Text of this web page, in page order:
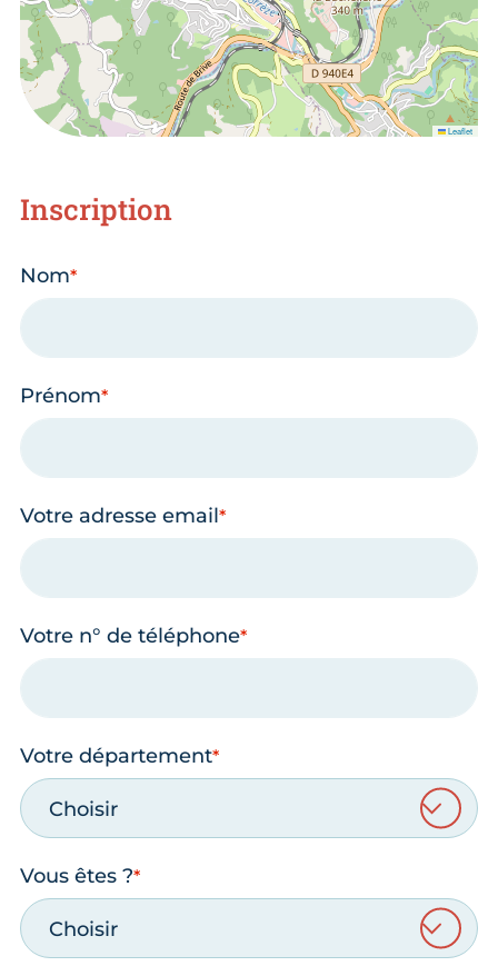
Leaflet
Inscription
Nom
Prénom
Votre adresse email
Votre n° de téléphone
Votre département
Choisir
Vous êtes ?
Choisir